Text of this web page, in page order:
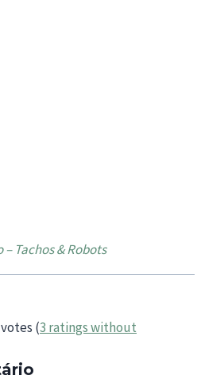
Tachos & Robots
(3 ratings without